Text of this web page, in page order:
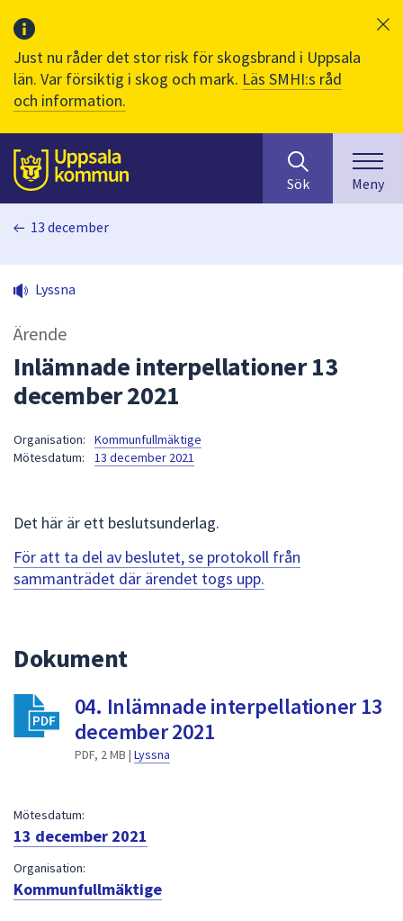
Just nu råder det stor risk för skogsbrand i Uppsala
län. Var försiktig i skog och mark. Läs SMHI:s råd
och information.
Till sidans
huvudinnehåll
efter
innehåll
på
sökfältet
kommer
för
att
navigera
för
Sök Meny
13 december
Lyssna
Ärende
Inlämnade interpellationer 13
december 2021
Organisation:
Kommunfullmäktige
Mötesdatum:
13 december 2021
Det här är ett beslutsunderlag.
För att ta del av beslutet, se protokoll från
sammanträdet där ärendet togs upp.
Dokument
04. Inlämnade interpellationer 13
december 2021
PDF, 2 MB | Lyssna
Mötesdatum:
13 december 2021
Organisation:
Kommunfullmäktige